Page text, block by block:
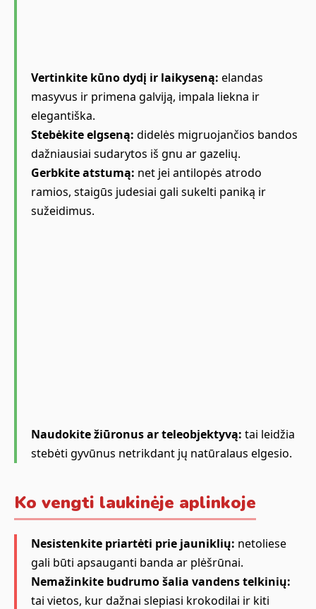
Vertinkite kūno dydį ir laikyseną: elandas
masyvus ir primena galviją, impala liekna ir
elegantiška.
Stebėkite elgseną: didelės migruojančios bandos
dažniausiai sudarytos iš gnu ar gazelių.
Gerbkite atstumą: net jei antilopės atrodo
ramios, staigūs judesiai gali sukelti paniką ir
sužeidimus.
Naudokite žiūronus ar teleobjektyvą: tai leidžia
stebėti gyvūnus netrikdant jų natūralaus elgesio.
Ko vengti laukinėje aplinkoje
Nesistenkite priartėti prie jauniklių: netoliese
gali būti apsauganti banda ar plėšrūnai.
Nemažinkite budrumo šalia vandens telkinių:
tai vietos, kur dažnai slepiasi krokodilai ir kiti